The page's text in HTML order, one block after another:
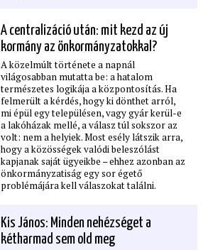
A centralizáció után: mit kezd az új
kormány az önkormányzatokkal?
A közelmúlt története a napnál
világosabban mutatta be: a hatalom
természetes logikája a központosítás. Ha
felmerült a kérdés, hogy ki dönthet arról,
mi épül egy településen, vagy gyár kerül-e
a lakóházak mellé, a válasz túl sokszor az
volt: nem a helyiek. Most esély látszik arra,
hogy a közösségek valódi beleszólást
kapjanak saját ügyeikbe – ehhez azonban az
önkormányzatiság egy sor égető
problémájára kell válaszokat találni.
Kis János: Minden nehézséget a
kétharmad sem old meg